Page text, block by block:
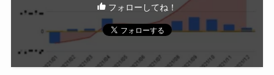
フォローしてね！